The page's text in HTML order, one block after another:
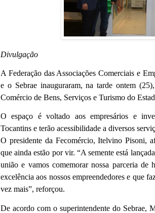
Divulgação
A Federação das Associações Comerciais e
e o Sebrae inauguraram, na tarde ontem
Comércio de Bens, Serviços e Turismo do
O espaço é voltado aos empresários e
Tocantins e terão acessibilidade a diversos
O presidente da Fecomércio, Itelvino Pisoni,
que ainda estão por vir. “A semente está
união e vamos comemorar nossa parceria de
excelência aos nossos empreendedores e que
vez mais”, reforçou.
De acordo com o superintendente do Sebrae,